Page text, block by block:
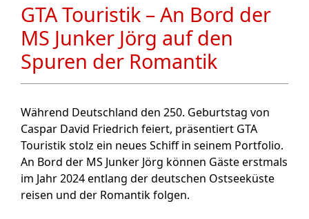
GTA Touristik – An Bord der
MS Junker Jörg auf den
Spuren der Romantik
Während Deutschland den 250. Geburtstag von
Caspar David Friedrich feiert, präsentiert GTA
Touristik stolz ein neues Schiff in seinem Portfolio.
An Bord der MS Junker Jörg können Gäste erstmals
im Jahr 2024 entlang der deutschen Ostseeküste
reisen und der Romantik folgen.